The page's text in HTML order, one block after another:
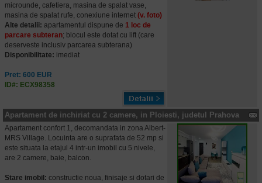
microunde, cafetiera, masina de spalat vase,
masina de spalat rufe, conexiune internet (v. foto)
Alte detalii: apartamentul dispune de 1 loc de
parcare subteran; blocul este dotat cu lift (care
deserveste inclusiv parcarea subterana)
Disponibilitate: imediat
Pret: 600 EUR
ID#: ECX98358
Apartament de inchiriat cu 2 camere, in Ploiesti, judetul Prahova
Apartament confort 1, decomandata in zona Albert-
MRS Village. Locuinta are o suprafata de 52 mp si
este situata la etajul 4 intr-un imobil cu 5 nivele,
are 2 camere, baie, balcon.
Stare imobil: constructie noua, finisaje si dotari de